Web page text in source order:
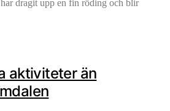
aktiviteter än